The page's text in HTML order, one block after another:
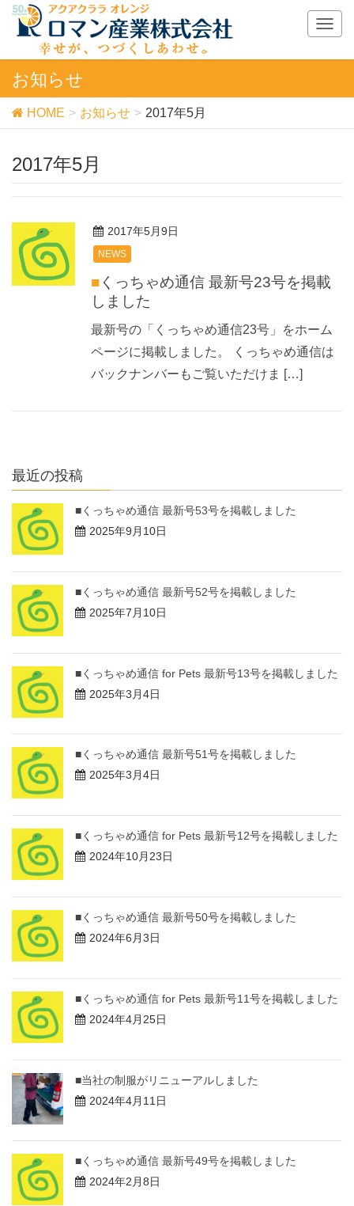
T
g
l
n
i
g
n
お知らせ
HOME お知らせ 2017年5月
2017年5月
2017年5月9日
NEWS
■くっちゃめ通信 最新号23号を掲載
しました
最新号の「くっちゃめ通信23号」をホーム
ページに掲載しました。 くっちゃめ通信は
バックナンバーもご覧いただけま […]
最近の投稿
■くっちゃめ通信 最新号53号を掲載しました
2025年9月10日
■くっちゃめ通信 最新号52号を掲載しました
2025年7月10日
■くっちゃめ通信 for Pets 最新号13号を掲載しました
2025年3月4日
■くっちゃめ通信 最新号51号を掲載しました
2025年3月4日
■くっちゃめ通信 for Pets 最新号12号を掲載しました
2024年10月23日
■くっちゃめ通信 最新号50号を掲載しました
2024年6月3日
■くっちゃめ通信 for Pets 最新号11号を掲載しました
2024年4月25日
■当社の制服がリニューアルしました
2024年4月11日
■くっちゃめ通信 最新号49号を掲載しました
2024年2月8日